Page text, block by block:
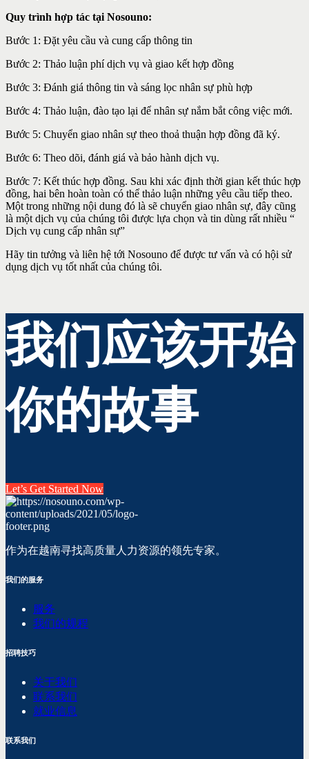
Quy trình hợp tác tại Nosouno:
Bước 1: Đặt yêu cầu và cung cấp thông tin
Bước 2: Thảo luận phí dịch vụ và giao kết hợp đồng
Bước 3: Đánh giá thông tin và sáng lọc nhân sự phù hợp
Bước 4: Thảo luận, đào tạo lại để nhân sự nắm bắt công việc mới.
Bước 5: Chuyển giao nhân sự theo thoả thuận hợp đồng đã ký.
Bước 6: Theo dõi, đánh giá và bảo hành dịch vụ.
Bước 7: Kết thúc hợp đồng. Sau khi xác định thời gian kết thúc hợp
đồng, hai bên hoàn toàn có thể thảo luận những yêu cầu tiếp theo.
Một trong những nội dung đó là sẽ chuyển giao nhân sự, đây cũng
là một dịch vụ của chúng tôi được lựa chọn và tin dùng rất nhiều “
Dịch vụ cung cấp nhân sự”
Hãy tin tưởng và liên hệ tới Nosouno để được tư vấn và có hội sử
dụng dịch vụ tốt nhất của chúng tôi.
我们应该开始
你的故事
Let’s Get Started Now
作为在越南寻找高质量人力资源的领先专家。
我们的服务
服务
我们的规程
招聘技巧
关于我们
联系我们
就业信息
联系我们